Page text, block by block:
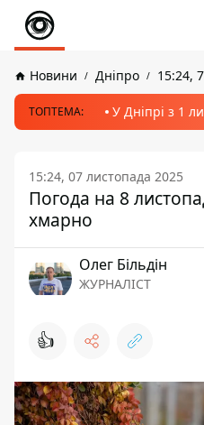
Новини Дніпро 15:24,
ТОПТЕМА: У Дніпрі з 1
15:24, 07 листопада 2025
Погода на 8
хмарно
Олег Більдін
ЖУРНАЛІСТ
👍